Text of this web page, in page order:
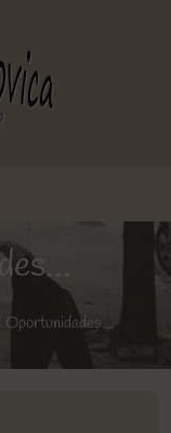
Oportunidades…